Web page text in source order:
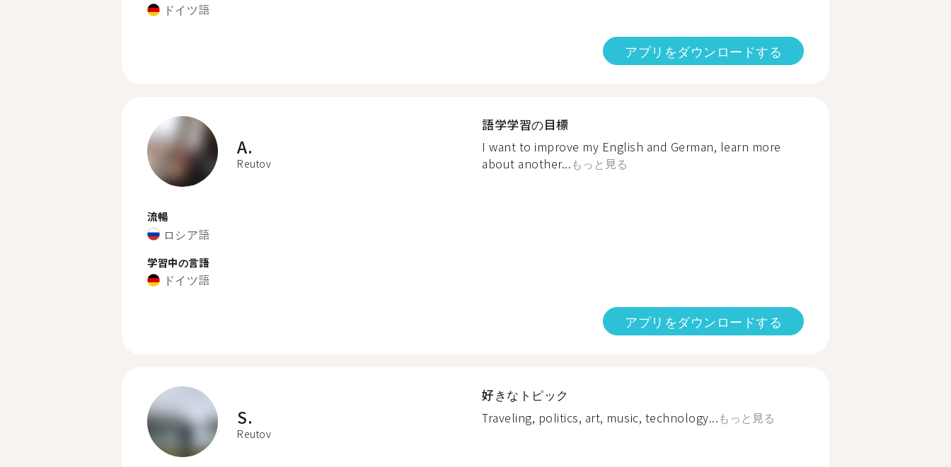
ドイツ語
アプリをダウンロードする
A.
Reutov
流暢
ロシア語
学習中の言語
ドイツ語
語学学習の目標
I want to improve my English and German, learn more
about another...もっと見る
アプリをダウンロードする
S.
Reutov
好きなトピック
Traveling, politics, art, music, technology...もっと見る